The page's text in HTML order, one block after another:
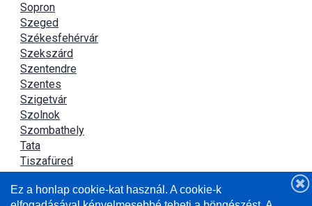
Sopron
Szeged
Székesfehérvár
Szekszárd
Szentendre
Szentes
Szigetvár
Szolnok
Szombathely
Tata
Tiszafüred
Újszász
Ez a honlap cookie-kat használ. A cookie-k